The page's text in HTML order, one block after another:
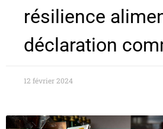
résilience
déclaration
12 février 2024